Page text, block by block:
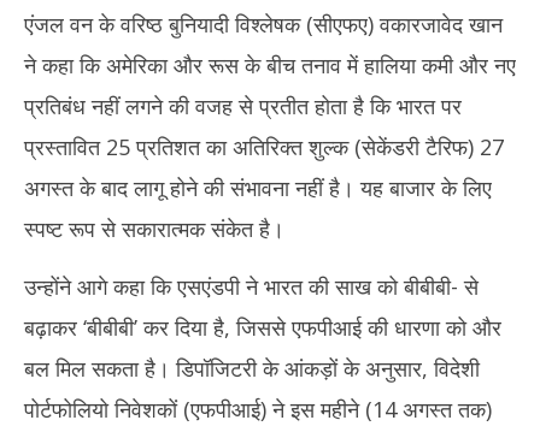
एंजल वन के वरिष्ठ बुनियादी विश्लेषक (सीएफए) वकारजावेद खान
ने कहा कि अमेरिका और रूस के बीच तनाव में हालिया कमी और नए
प्रतिबंध नहीं लगने की वजह से प्रतीत होता है कि भारत पर
प्रस्तावित 25 प्रतिशत का अतिरिक्त शुल्क (सेकेंडरी टैरिफ) 27
अगस्त के बाद लागू होने की संभावना नहीं है। यह बाजार के लिए
स्पष्ट रूप से सकारात्मक संकेत है।
उन्होंने आगे कहा कि एसएंडपी ने भारत की साख को बीबीबी- से
बढ़ाकर ‘बीबीबी’ कर दिया है, जिससे एफपीआई की धारणा को और
बल मिल सकता है। डिपॉजिटरी के आंकड़ों के अनुसार, विदेशी
पोर्टफोलियो निवेशकों (एफपीआई) ने इस महीने (14 अगस्त तक)